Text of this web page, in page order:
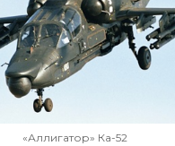
«Аллигатор» Ка-52